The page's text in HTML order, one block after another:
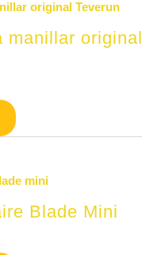
manillar original
Blade Mini